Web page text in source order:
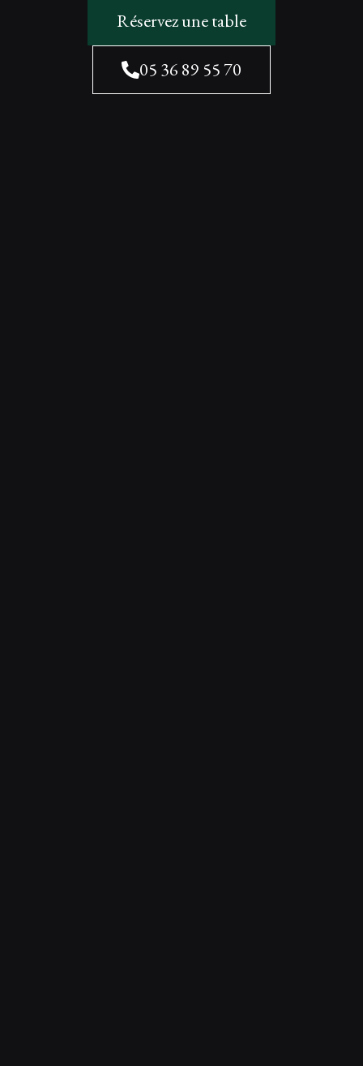
Réservez une table
05 36 89 55 70